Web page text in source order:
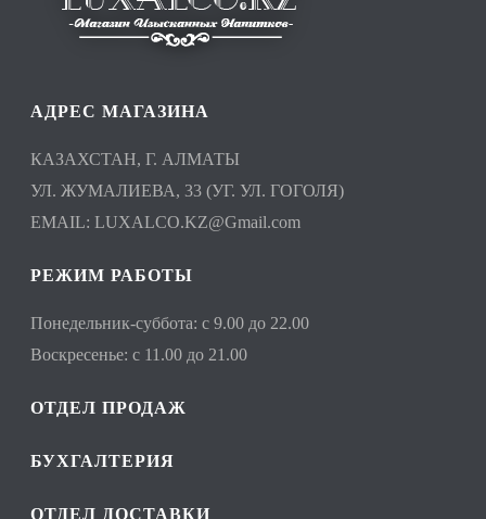
АДРЕС МАГАЗИНА
КАЗАХСТАН, Г. АЛМАТЫ
УЛ. ЖУМАЛИЕВА, 33 (УГ. УЛ. ГОГОЛЯ)
EMAIL:LUXALCO.KZ@Gmail.com
РЕЖИМ РАБОТЫ
Понедельник-суббота: с 9.00 до 22.00
Воскресенье: с 11.00 до 21.00
ОТДЕЛ ПРОДАЖ
БУХГАЛТЕРИЯ
ОТДЕЛ ДОСТАВКИ